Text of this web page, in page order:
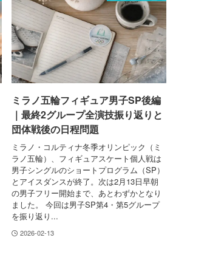
ミラノ五輪フィギュア男子SP後編
｜最終2グループ全演技振り返りと
団体戦後の日程問題
ミラノ・コルティナ冬季オリンピック（ミ
ラノ五輪）、フィギュアスケート個人戦は
男子シングルのショートプログラム（SP）
とアイスダンスが終了。次は2月13日早朝
の男子フリー開始まで、あとわずかとなり
ました。 今回は男子SP第4・第5グループ
を振り返り...
2026-02-13